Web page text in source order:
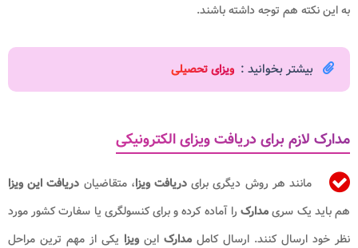
به این نکته هم توجه داشته باشند.
بیشتر بخوانید : ویزای تحصیلی
مدارک لازم برای دریافت ویزای الکترونیکی
مانند هر روش دیگری برای دریافت ویزا، متقاضیان دریافت این ویزا
هم باید یک سریمدارکرا آماده کرده و برای کنسولگری یا سفارت کشور مورد
نظر خود ارسال کنند. ارسال کامل مدارک این ویزا یکی از مهم ترین مراحل